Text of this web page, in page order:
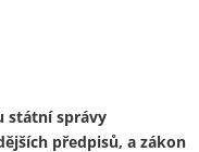
státní správy
předpisů, a zákon